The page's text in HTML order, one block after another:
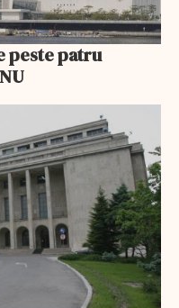
peste patru